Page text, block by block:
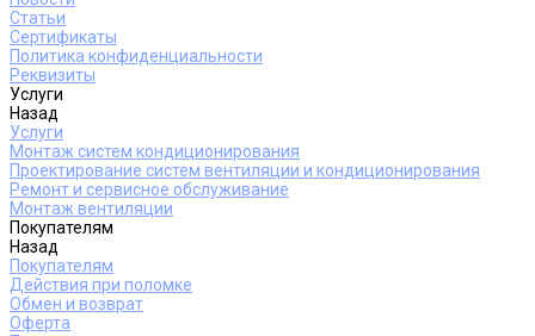
Статьи
Сертификаты
Политика конфиденциальности
Реквизиты
Услуги
Назад
Услуги
Монтаж систем кондиционирования
Проектирование систем вентиляции и кондиционирования
Ремонт и сервисное обслуживание
Монтаж вентиляции
Покупателям
Назад
Покупателям
Действия при поломке
Обмен и возврат
Оферта